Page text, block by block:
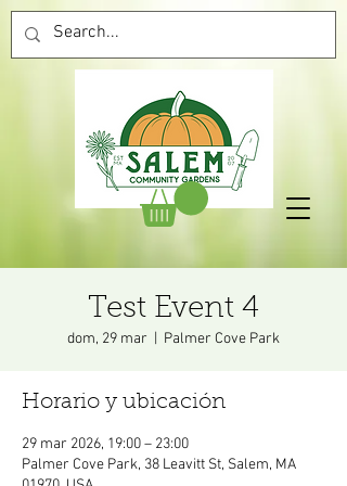
Test Event 4
dom, 29 mar Palmer Cove Park
Horario y ubicación
29 mar 2026, 19:00 – 23:00
Palmer Cove Park, 38 Leavitt St, Salem, MA